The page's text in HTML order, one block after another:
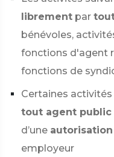
librement par
bénévoles,
fonctions d'agent
fonctions de
Certaines
tout agent public
d’une
employeur